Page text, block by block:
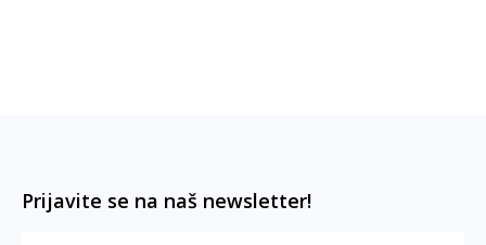
Prijavite se na naš newsletter!